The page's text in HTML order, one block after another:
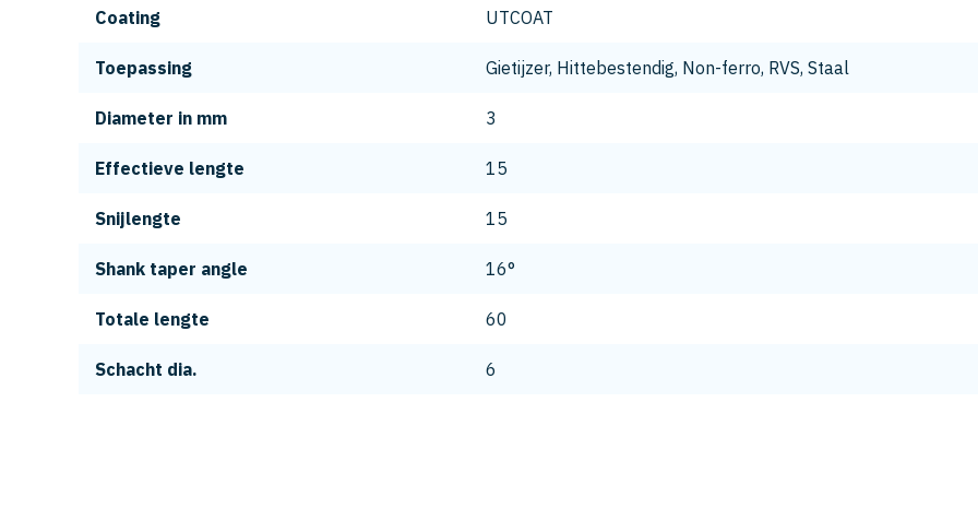
Coating UTCOAT
Toepassing Gietijzer, Hittebestendig, Non-ferro, RVS, Staal
Diameter in mm 3
Effectieve lengte 15
Snijlengte 15
Shank taper angle 16°
Totale lengte 60
Schacht dia. 6